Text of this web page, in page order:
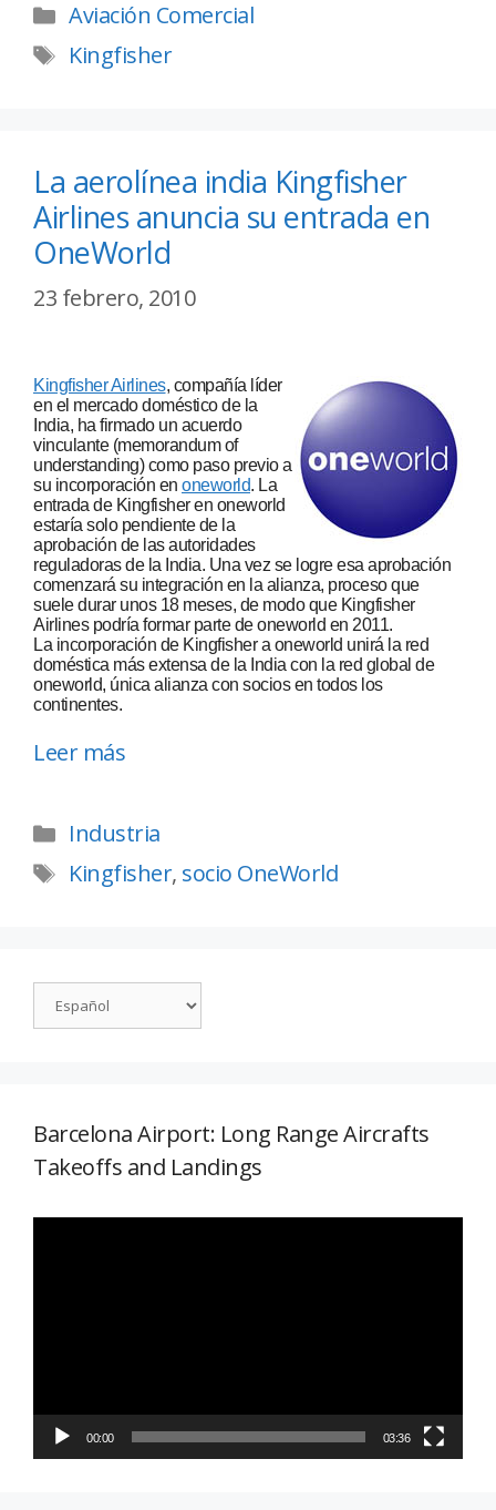
Aviación Comercial
Kingfisher
La aerolínea india Kingfisher
Airlines anuncia su entrada en
OneWorld
23 febrero, 2010
Kingfisher Airlines, compañía líder
en el mercado doméstico de la
India, ha firmado un acuerdo
vinculante (memorandum of
understanding) como paso previo a
su incorporación en oneworld. La
entrada de Kingfisher en oneworld
estaría solo pendiente de la
aprobación de las autoridades
reguladoras de la India. Una vez se logre esa aprobación
comenzará su integración en la alianza, proceso que
suele durar unos 18 meses, de modo que Kingfisher
Airlines podría formar parte de oneworld en 2011.
La incorporación de Kingfisher a oneworld unirá la red
doméstica más extensa de la India con la red global de
oneworld, única alianza con socios en todos los
continentes.
Leer más
Industria
Kingfisher, socio OneWorld
Barcelona Airport: Long Range Aircrafts
Takeoffs and Landings
00:00 03:36